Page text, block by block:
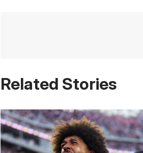
Related Stories